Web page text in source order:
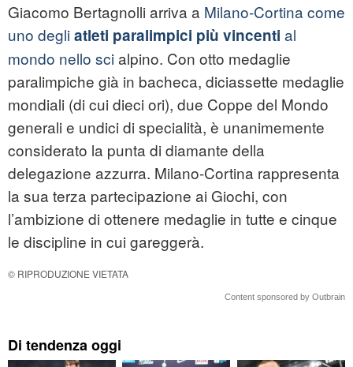
Giacomo Bertagnolli arriva a Milano‑Cortina come
uno degliatleti paralimpici più vincenti al
mondo nello scialpino. Con otto medaglie
paralimpiche già in bacheca, diciassette medaglie
mondiali (di cui dieci ori), due Coppe del Mondo
generali e undici di specialità, è unanimemente
considerato la punta di diamante della
delegazione azzurra. Milano‑Cortina rappresenta
la sua terza partecipazione ai Giochi, con
l’ambizione di ottenere medaglie in tutte e cinque
le discipline in cui gareggerà.
© RIPRODUZIONE VIETATA
Content sponsored by Outbrain
Di tendenza oggi